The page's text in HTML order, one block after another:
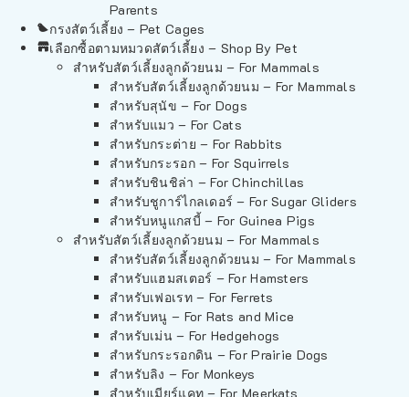
Parents
กรงสัตว์เลี้ยง – Pet Cages
เลือกซื้อตามหมวดสัตว์เลี้ยง – Shop By Pet
สำหรับสัตว์เลี้ยงลูกด้วยนม – For Mammals
สำหรับสัตว์เลี้ยงลูกด้วยนม – For Mammals
สำหรับสุนัข – For Dogs
สำหรับแมว – For Cats
สำหรับกระต่าย – For Rabbits
สำหรับกระรอก – For Squirrels
สำหรับชินชิล่า – For Chinchillas
สำหรับชูการ์ไกลเดอร์ – For Sugar Gliders
สำหรับหนูแกสบี้ – For Guinea Pigs
สำหรับสัตว์เลี้ยงลูกด้วยนม – For Mammals
สำหรับสัตว์เลี้ยงลูกด้วยนม – For Mammals
สำหรับแฮมสเตอร์ – For Hamsters
สำหรับเฟอเรท – For Ferrets
สำหรับหนู – For Rats and Mice
สำหรับเม่น – For Hedgehogs
สำหรับกระรอกดิน – For Prairie Dogs
สำหรับลิง – For Monkeys
สำหรับเมียร์แคท – For Meerkats